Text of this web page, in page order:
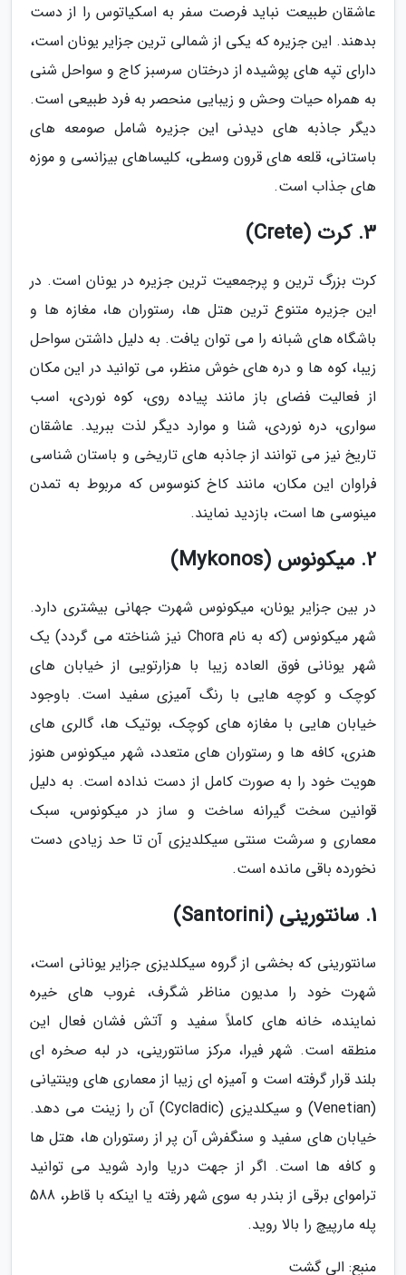
عاشقان طبیعت نباید فرصت سفر به اسکیاتوس را از دست
بدهند. این جزیره که یکی از شمالی ترین جزایر یونان است،
دارای تپه های پوشیده از درختان سرسبز کاج و سواحل شنی
به همراه حیات وحش و زیبایی منحصر به فرد طبیعی است.
دیگر جاذبه های دیدنی این جزیره شامل صومعه های
باستانی، قلعه های قرون وسطی، کلیساهای بیزانسی و موزه
های جذاب است.
3. کرت (Crete)
کرت بزرگ ترین و پرجمعیت ترین جزیره در یونان است. در
این جزیره متنوع ترین هتل ها، رستوران ها، مغازه ها و
باشگاه های شبانه را می توان یافت. به دلیل داشتن سواحل
زیبا، کوه ها و دره های خوش منظر، می توانید در این مکان
از فعالیت فضای باز مانند پیاده روی، کوه نوردی، اسب
سواری، دره نوردی، شنا و موارد دیگر لذت ببرید. عاشقان
تاریخ نیز می توانند از جاذبه های تاریخی و باستان شناسی
فراوان این مکان، مانند کاخ کنوسوس که مربوط به تمدن
مینوسی ها است، بازدید نمایند.
2. میکونوس (Mykonos)
در بین جزایر یونان، میکونوس شهرت جهانی بیشتری دارد.
شهر میکونوس (که به نام Chora نیز شناخته می گردد) یک
شهر یونانی فوق العاده زیبا با هزارتویی از خیابان های
کوچک و کوچه هایی با رنگ آمیزی سفید است. باوجود
خیابان هایی با مغازه های کوچک، بوتیک ها، گالری های
هنری، کافه ها و رستوران های متعدد، شهر میکونوس هنوز
هویت خود را به صورت کامل از دست نداده است. به دلیل
قوانین سخت گیرانه ساخت و ساز در میکونوس، سبک
معماری و سرشت سنتی سیکلدیزی آن تا حد زیادی دست
نخورده باقی مانده است.
1. سانتورینی (Santorini)
سانتورینی که بخشی از گروه سیکلدیزی جزایر یونانی است،
شهرت خود را مدیون مناظر شگرف، غروب های خیره
نماینده، خانه های کاملاً سفید و آتش فشان فعال این
منطقه است. شهر فیرا، مرکز سانتورینی، در لبه صخره ای
بلند قرار گرفته است و آمیزه ای زیبا از معماری های وینتیانی
(Venetian) و سیکلدیزی (Cycladic) آن را زینت می دهد.
خیابان های سفید و سنگفرش آن پر از رستوران ها، هتل ها
و کافه ها است. اگر از جهت دریا وارد شوید می توانید
تراموای برقی از بندر به سوی شهر رفته یا اینکه با قاطر، 588
پله مارپیچ را بالا روید.
منبع: الی گشت